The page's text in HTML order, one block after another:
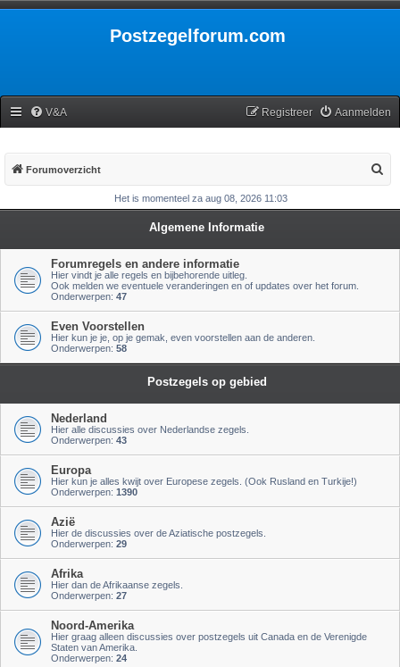
Postzegelforum.com
V&A Aanmelden
Registreer
Forumoverzicht
e
Het is momenteel za aug 08, 2026 11:03
Algemene Informatie
Forumregels en andere informatie
Hier vindt je alle regels en bijbehorende uitleg.
Ook melden we eventuele veranderingen en of updates over het forum.
Onderwerpen: 47
Even Voorstellen
Hier kun je je, op je gemak, even voorstellen aan de anderen.
Onderwerpen: 58
Postzegels op gebied
Nederland
Hier alle discussies over Nederlandse zegels.
Onderwerpen: 43
Europa
Hier kun je alles kwijt over Europese zegels. (Ook Rusland en Turkije!)
Onderwerpen: 1390
Azië
Hier de discussies over de Aziatische postzegels.
Onderwerpen: 29
Afrika
Hier dan de Afrikaanse zegels.
Onderwerpen: 27
Noord-Amerika
Hier graag alleen discussies over postzegels uit Canada en de Verenigde
Staten van Amerika.
Onderwerpen: 24